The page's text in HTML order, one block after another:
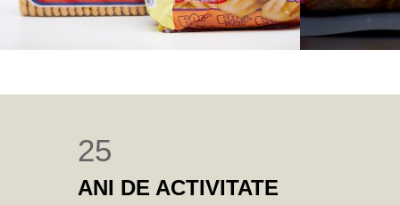
25
ANI DE ACTIVITATE